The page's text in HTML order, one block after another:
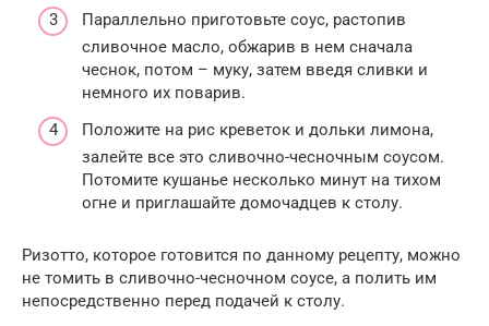
Параллельно приготовьте соус, растопив
сливочное масло, обжарив в нем сначала
чеснок, потом – муку, затем введя сливки и
немного их поварив.
Положите на рис креветок и дольки лимона,
залейте все это сливочно-чесночным соусом.
Потомите кушанье несколько минут на тихом
огне и приглашайте домочадцев к столу.
Ризотто, которое готовится по данному рецепту, можно
не томить в сливочно-чесночном соусе, а полить им
непосредственно перед подачей к столу.